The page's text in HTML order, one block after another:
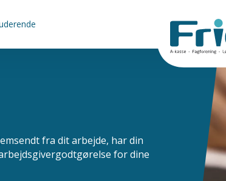
fra dit arbejde, har din
for dine